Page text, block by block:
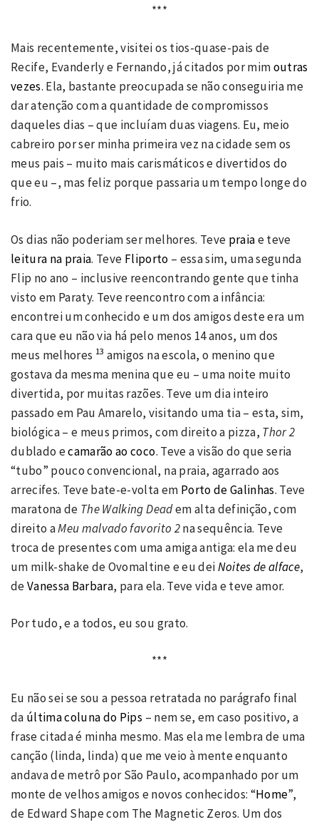
***
Mais recentemente, visitei os tios-quase-pais de
Recife, Evanderly e Fernando, já citados por mimoutras
vezes. Ela, bastante preocupada se não conseguiria me
dar atenção com a quantidade de compromissos
daqueles dias – que incluíam duas viagens. Eu, meio
cabreiro por ser minha primeira vez na cidade sem os
meus pais – muito mais carismáticos e divertidos do
que eu –, mas feliz porque passaria um tempo longe do
frio.
Os dias não poderiam ser melhores. Teve praiae teve
leitura na praia. Teve Fliporto – essa sim, uma segunda
Flip no ano – inclusive reencontrando gente que tinha
visto em Paraty. Teve reencontro com a infância:
encontrei um conhecido e um dos amigos deste era um
cara que eu não via há pelo menos 14 anos, um dos
meus melhores 13 amigos na escola, o menino que
gostava da mesma menina que eu – uma noite muito
divertida, por muitas razões. Teve um dia inteiro
passado em Pau Amarelo, visitando uma tia – esta, sim,
biológica – e meus primos, com direito a pizza, Thor 2
dublado ecamarão ao coco. Teve a visão do que seria
“tubo” pouco convencional, na praia, agarrado aos
arrecifes. Teve bate-e-volta em Porto de Galinhas. Teve
maratona de The Walking Deadem alta definição, com
direito aMeu malvado favorito 2na sequência. Teve
troca de presentes com uma amiga antiga: ela me deu
um milk-shake de Ovomaltine e eu deiNoites de alface,
deVanessa Barbara, para ela. Teve vida e teve amor.
Por tudo, e a todos, eu sou grato.
***
Eu não sei se sou a pessoa retratada no parágrafo final
da última coluna do Pips – nem se, em caso positivo, a
frase citada é minha mesmo. Mas ela me lembra de uma
canção (linda, linda) que me veio à mente enquanto
andava de metrô por São Paulo, acompanhado por um
monte de velhos amigos e novos conhecidos: “Home”,
de Edward Shape com The Magnetic Zeros. Um dos